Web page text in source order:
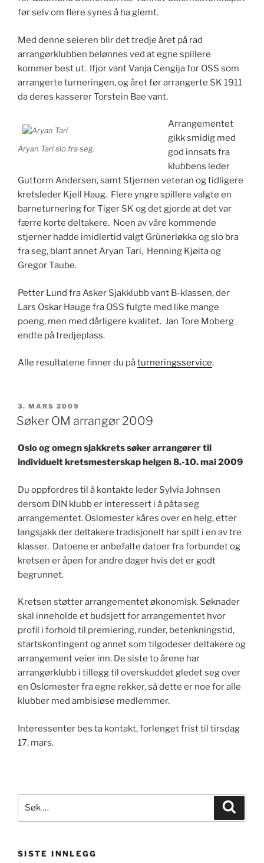
før selv om flere synes å ha glemt.
Med denne seieren blir det tredje året på rad
arrangørklubben belønnes ved at egne spillere
kommer best ut. Ifjor vant Vanja Cengija for OSS som
arrangerte turneringen, og året før arrangerte SK 1911
da deres kasserer Torstein Bae vant.
Aryan Tari slo fra seg.
Arrangementet
gikk smidig med
god innsats fra
klubbens leder
Guttorm Andersen, samt Stjernen veteran og tidligere
kretsleder Kjell Haug. Flere yngre spillere valgte en
barneturnering for Tiger SK og det gjorde at det var
færre korte deltakere. Noen av våre kommende
stjerner hadde imidlertid valgt Grünerløkka og slo bra
fra seg, blant annet Aryan Tari, Henning Kjøita og
Gregor Taube.
Petter Lund fra Asker Sjakklubb vant B-klassen, der
Lars Oskar Hauge fra OSS fulgte med like mange
poeng, men med dårligere kvalitet. Jan Tore Moberg
endte på tredjeplass.
Alle resultatene finner du påturneringsservice.
PUBLISERT
3. MARS 2009
Søker OM arrangør 2009
Oslo og omegn sjakkrets søker arrangører til
individuelt kretsmesterskap helgen 8.-10. mai 2009
Du oppfordres til å kontakte leder Sylvia Johnsen
dersom DIN klubb er interessert i å påta seg
arrangementet. Oslomester kåres over en helg, etter
langsjakk der deltakere tradisjonelt har spilt i en av tre
klasser. Datoene er anbefalte datoer fra forbundet og
kretsen er åpen for andre dager hvis det er godt
begrunnet.
Kretsen støtter arrangementet økonomisk. Søknader
skal inneholde et budsjett for arrangementet hvor
profil i forhold til premiering, runder, betenkningstid,
startskontingent og annet som tilgodeser deltakere og
arrangement veier inn. De siste to årene har
arrangørklubb i tillegg til overskuddet gledet seg over
en Oslomester fra egne rekker, så dette er noe for alle
klubber med ambisiøse medlemmer.
Interessenter bes ta kontakt, forlenget frist til tirsdag
17. mars.
etter:
SISTE INNLEGG